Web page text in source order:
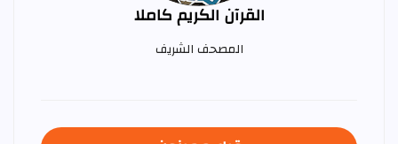
القرآن الكريم كاملا
المصحف الشريف